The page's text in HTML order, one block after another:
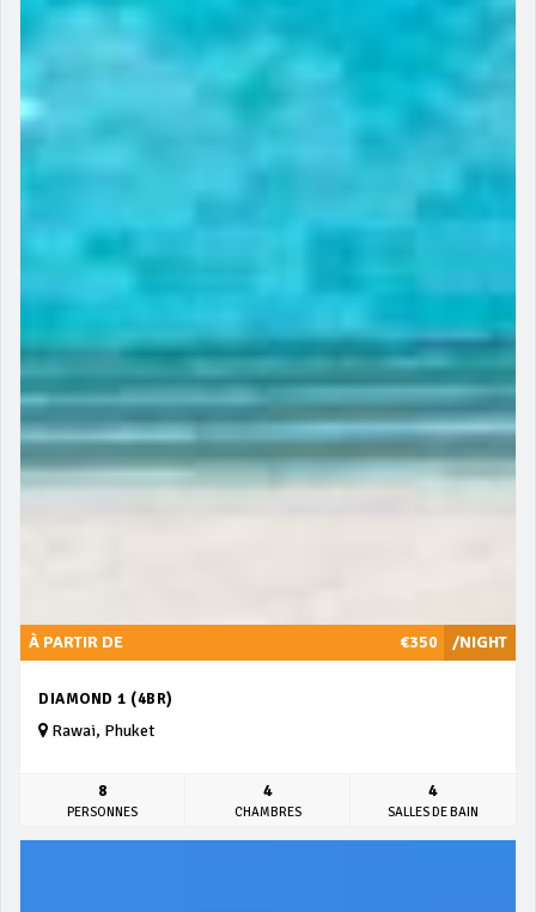
/NIGHT
À PARTIR DE €350
DIAMOND 1 (4BR)
Rawai, Phuket
8
PERSONNES
4
CHAMBRES
4
SALLES DE BAIN